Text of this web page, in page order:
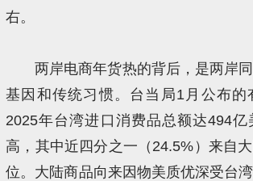
右。
两岸电商年货热的背后，是两岸
基因和传统习惯。台当局1月公布的
2025年台湾进口消费品总额达494
高，其中近四分之一（24.5%）来自
位。大陆商品向来因物美质优深受台